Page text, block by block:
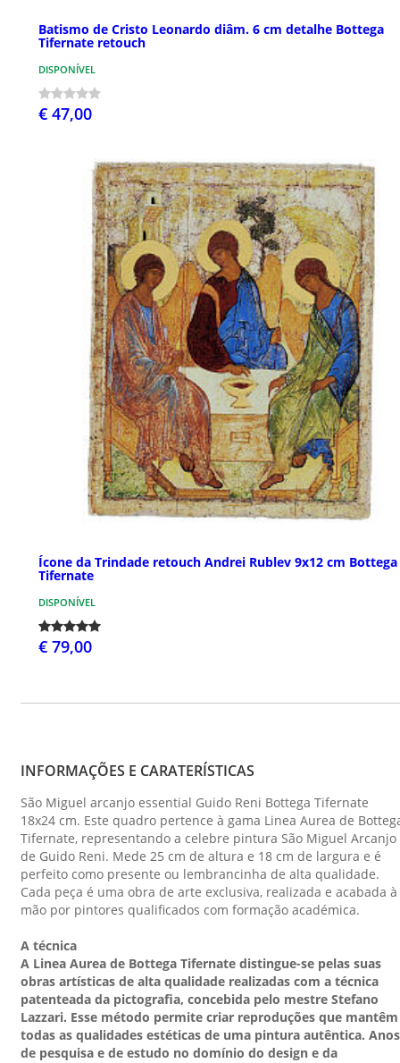
Batismo de Cristo Leonardo diâm. 6 cm detalhe Bottega
Tifernate retouch
DISPONÍVEL
€ 47,00
Ícone da Trindade retouch Andrei Rublev 9x12 cm Bottega
Tifernate
DISPONÍVEL
€ 79,00
INFORMAÇÕES E CARATERÍSTICAS
São Miguel arcanjo essential Guido Reni Bottega Tifernate
18x24 cm. Este quadro pertence à gama Linea Aurea de
Tifernate, representando a celebre pintura São Miguel Arcanjo
de Guido Reni. Mede 25 cm de altura e 18 cm de largura e é
perfeito como presente ou lembrancinha de alta qualidade.
Cada peça é uma obra de arte exclusiva, realizada e acabada à
mão por pintores qualificados com formação académica.
A técnica
A Linea Aurea de Bottega Tifernate distingue-se pelas suas
obras artísticas de alta qualidade realizadas com a técnica
patenteada da pictografia, concebida pelo mestre Stefano
Lazzari. Esse método permite criar reproduções que mantêm
todas as qualidades estéticas de uma pintura autêntica. Anos
de pesquisa e de estudo no domínio do design e da